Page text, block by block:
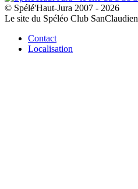
© Spélé'Haut-Jura 2007 - 2026
Le site du Spéléo Club SanClaudien
Contact
Localisation